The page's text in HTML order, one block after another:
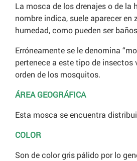
La mosca de los drenajes o de la
nombre indica, suele aparecer en
humedad, como pueden ser
Erróneamente se le denomina
pertenece a este tipo de insectos
orden de los mosquitos.
ÁREA GEOGRÁFICA
Esta mosca se encuentra
COLOR
Son de color gris pálido por lo